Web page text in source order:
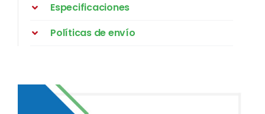
Especificaciones
Políticas de envío